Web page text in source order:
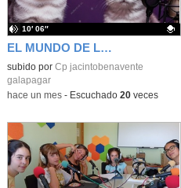
EL MUNDO DE LOS GATOS 2ª PARTE
Contenido educativo.
subido por Cp jacintobenavente
galapagar
10′ 06″
-hace un mes- Escuchado 20veces